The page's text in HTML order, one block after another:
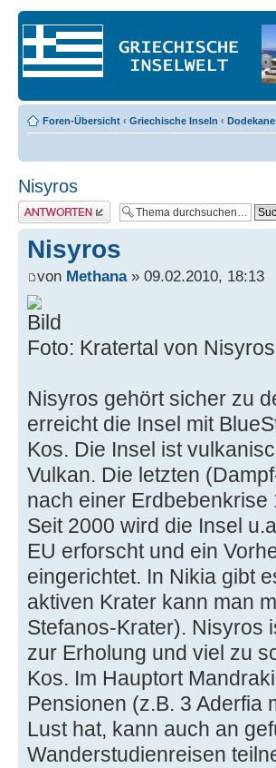
Foren-Übersicht ‹ Griechische Inseln ‹
Nisyros
Antwort erstellen
Nisyros
von Methana» 09.02.2010, 18:13
Foto: Kratertal von
Nisyros gehört sicher zu
erreicht die Insel mit
Kos. Die Insel ist
Vulkan. Die letzten
nach einer
Seit 2000 wird die Insel
EU erforscht und ein
eingerichtet. In Nikia gibt
aktiven Krater kann man
Stefanos-Krater). Nisyros
zur Erholung und viel zu
Kos. Im Hauptort
Pensionen (z.B. 3 Aderfia
Lust hat, kann auch an
Wanderstudienreisen